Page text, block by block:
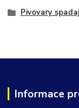
Pivovary
Informace